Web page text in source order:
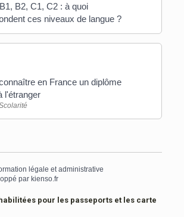
B2, C1, C2 : à quoi
ces niveaux de langue ?
en France un diplôme
l'étranger
légale et administrative
par kienso.fr
pour les passeports et les carte